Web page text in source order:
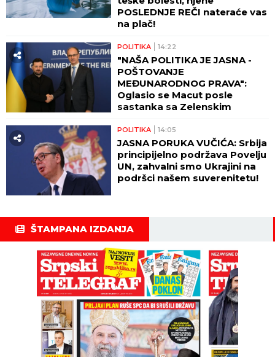
POSLEDNJE REČI nateraće vas
na plač!
POLITIKA 14:22
"NAŠA POLITIKA JE JASNA -
POŠTOVANJE
MEĐUNARODNOG PRAVA":
Oglasio se Macut posle
sastanka sa Zelenskim
POLITIKA 14:05
JASNA PORUKA VUČIĆA: Srbija
principijelno podržava Povelju
UN, zahvalni smo Ukrajini na
podršci našem suverenitetu!
ŠTAMPANA IZDANJA